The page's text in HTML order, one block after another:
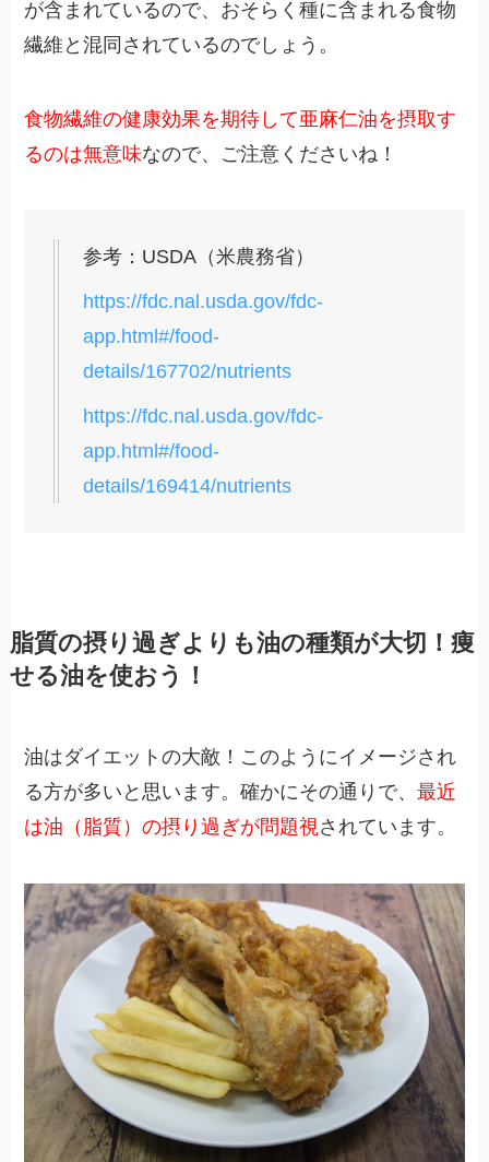
が含まれているので、おそらく種に含まれる食物
繊維と混同されているのでしょう。
食物繊維の健康効果を期待して亜麻仁油を摂取す
るのは無意味なので、ご注意くださいね！
参考：USDA（米農務省）
https://fdc.nal.usda.gov/fdc-
app.html#/food-
details/167702/nutrients
https://fdc.nal.usda.gov/fdc-
app.html#/food-
details/169414/nutrients
脂質の摂り過ぎよりも油の種類が大切！痩
せる油を使おう！
油はダイエットの大敵！このようにイメージされ
る方が多いと思います。確かにその通りで、最近
は油（脂質）の摂り過ぎが問題視されています。